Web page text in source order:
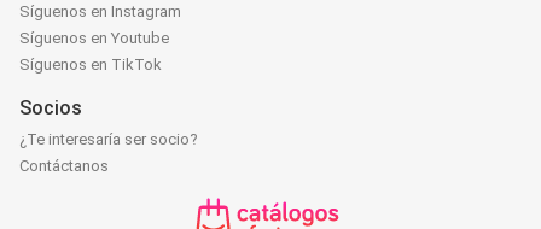
Síguenos en Instagram
Síguenos en Youtube
Síguenos en TikTok
Socios
¿Te interesaría ser socio?
Contáctanos